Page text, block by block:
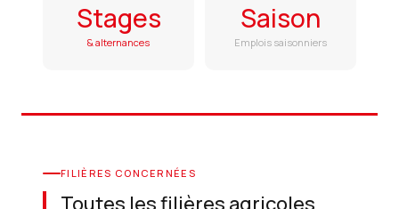
Stages
& alternances
Saison
Emplois saisonniers
FILIÈRES CONCERNÉES